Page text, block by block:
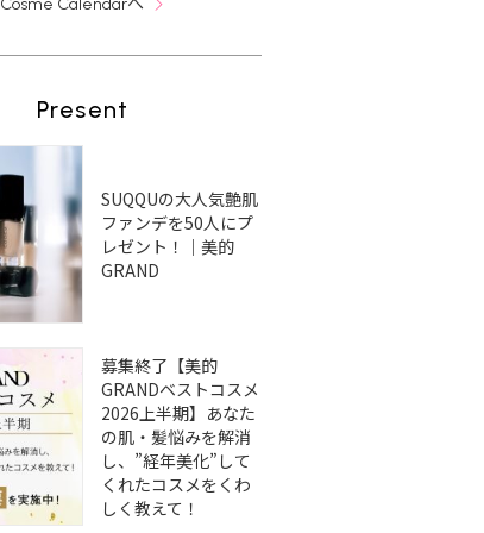
Cosme Calendar
Present
SUQQUの大人気艶肌
ファンデを50人にプ
レゼント！｜美的
GRAND
募集終了【美的
GRANDベストコスメ
2026上半期】あなた
の肌・髪悩みを解消
し、”経年美化”して
くれたコスメをくわ
しく教えて！